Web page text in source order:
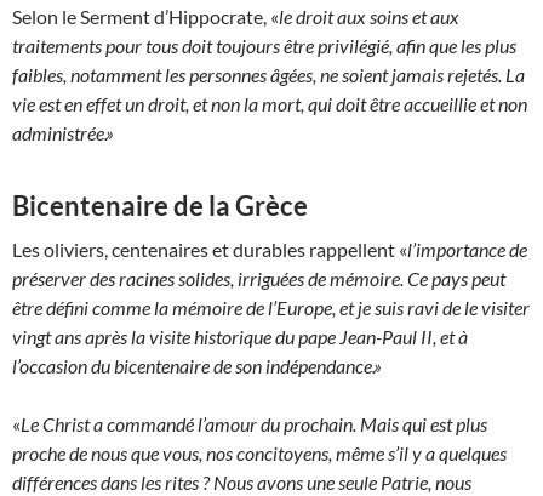
Selon le Serment d’Hippocrate, «le droit aux soins et aux
traitements pour tous doit toujours être privilégié, afin que les plus
faibles, notamment les personnes âgées, ne soient jamais rejetés. La
vie est en effet un droit, et non la mort, qui doit être accueillie et non
administrée.»
Bicentenaire de la Grèce
Les oliviers, centenaires et durables rappellent «l’importance de
préserver des racines solides, irriguées de mémoire. Ce pays peut
être défini comme la mémoire de l’Europe, et je suis ravi de le visiter
vingt ans après la visite historique du pape Jean-Paul II, et à
l’occasion du bicentenaire de son indépendance.»
«Le Christ a commandé l’amour du prochain. Mais qui est plus
proche de nous que vous, nos concitoyens, même s’il y a quelques
différences dans les rites ? Nous avons une seule Patrie, nous